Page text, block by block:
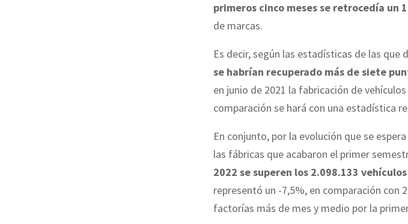
primeros cinco meses se retrocedía un
de marcas.
Es decir, según las estadísticas de las que
se habrían recuperado más de siete
en junio de 2021 la fabricación de
comparación se hará con una estadística
En conjunto, por la evolución que se
las fábricas que acabaron el primer
2022 se superen los 2.098.133
representó un -7,5%, en comparación con
factorías más de mes y medio por la